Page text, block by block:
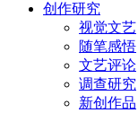
创作研究
视觉文艺
随笔感悟
文艺评论
调查研究
新创作品